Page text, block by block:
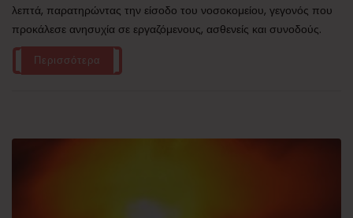
λεπτά, παρατηρώντας την είσοδο του νοσοκομείου, γεγονός που
προκάλεσε ανησυχία σε εργαζόμενους, ασθενείς και συνοδούς.
Περισσότερα